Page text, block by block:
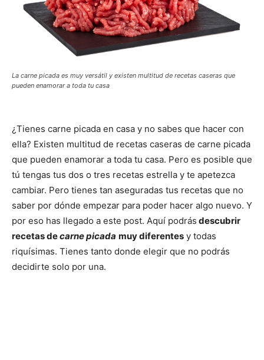
La carne picada es muy versátil y existen multitud de recetas caseras que
pueden enamorar a toda tu casa
¿Tienes carne picada en casa y no sabes que hacer con
ella? Existen multitud de recetas caseras de carne picada
que pueden enamorar a toda tu casa. Pero es posible que
tú tengas tus dos o tres recetas estrella y te apetezca
cambiar. Pero tienes tan aseguradas tus recetas que no
saber por dónde empezar para poder hacer algo nuevo. Y
por eso has llegado a este post. Aquí podrás descubrir
recetas decarne picada muy diferentes y todas
riquísimas. Tienes tanto donde elegir que no podrás
decidirte solo por una.